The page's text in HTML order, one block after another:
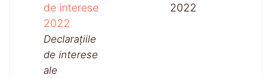
de interese
2022
Declarațiile
de interese
ale
2022